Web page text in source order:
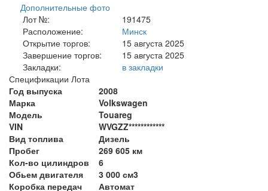
Дополнительные фото
Лот №:
191475
Расположение:
Минск
Открытие торгов:
15 августа 2025
Завершение торгов:
15 августа 2025
Закладки:
в закладки
Спецификации Лота
Год выпуска
2008
Марка
Volkswagen
Модель
Touareg
VIN
WVGZZ************
Вид топлива
Дизель
Пробег
269 605 км
Кол-во цилиндров
6
Обьем двигателя
3 000 см3
Коробка передач
Автомат